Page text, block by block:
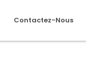
Contactez-Nous